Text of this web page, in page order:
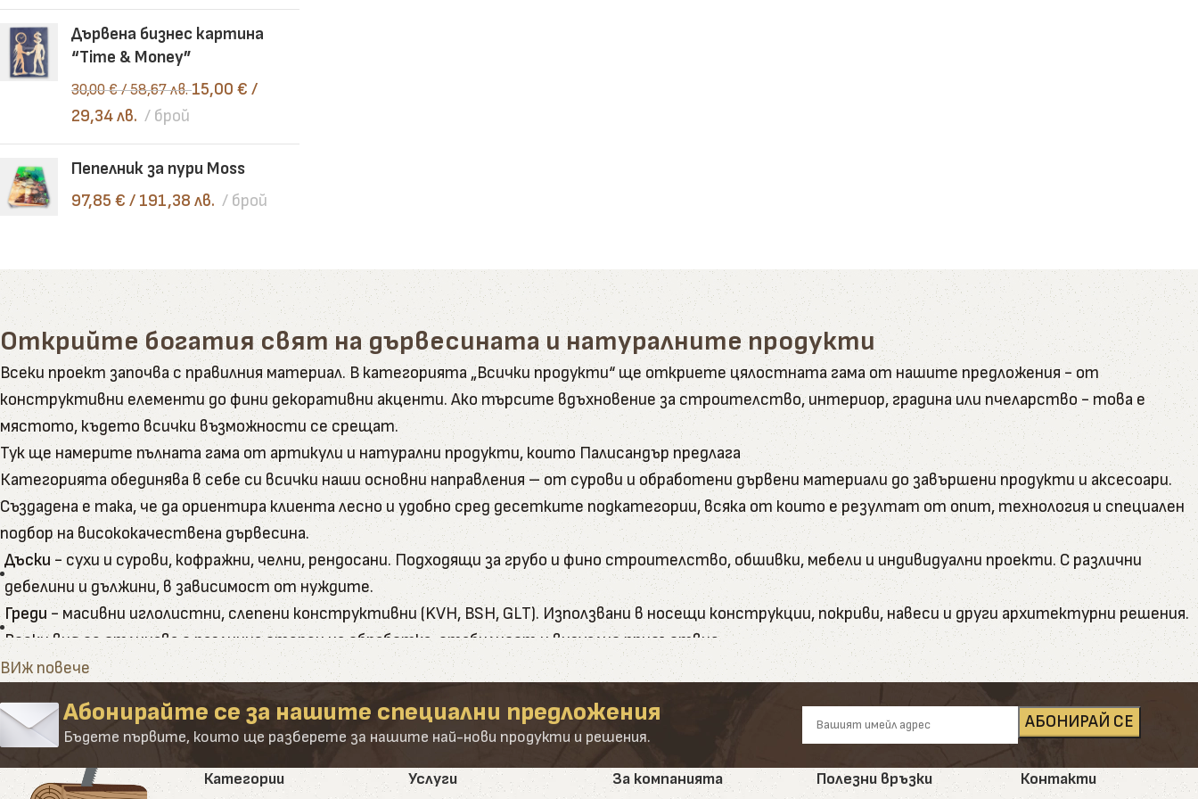
Дървена бизнес картина
“Time & Money”
30,00€/ 58,67 лв.15,00 € /
29,34 лв.
брой
Пепелник за пури Moss
97,85 € / 191,38 лв. брой
Открийте богатия свят на дървесината и натуралните продукти
Всеки проект започва с правилния материал. В категорията „Всички продукти“ ще откриете цялостната гама от нашите предложения - от
конструктивни елементи до фини декоративни акценти. Ако търсите вдъхновение за строителство, интериор, градина или пчеларство - това е
мястото, където всички възможности се срещат.
Тук ще намерите пълната гама от артикули и натурални продукти, които Палисандър предлага
Категорията обединява в себе си всички наши основни направления – от сурови и обработени дървени материали до завършени продукти и аксесоари.
Създадена е така, че да ориентира клиента лесно и удобно сред десетките подкатегории, всяка от които е резултат от опит, технология и специален
подбор на висококачествена дървесина.
Дъски- сухи и сурови, кофражни, челни, рендосани. Подходящи за грубо и фино строителство, обшивки, мебели и индивидуални проекти. С различни
дебелини и дължини, в зависимост от нуждите.
Греди - масивни иглолистни, слепени конструктивни (KVH, BSH, GLT). Използвани в носещи конструкции, покриви, навеси и други архитектурни решения.
Всеки вид се отличава с различна степен на обработка, стабилност и визуално присъствие.
Летви- в разнообразие от размери и приложения - от подпори до довършителни детайли. Включват както обикновени бичени, така и калибровани за по-
Подови покрития- дюшеме и декинг от естествена иглолистна дървесина - бял бор и лиственица. За вътрешни подове и външни настилки. Декингът е
подходящ за тераси, беседки и градини, като може да бъде импрегниран и омаслен.
Ламперия- стандартна, термообработена, дизайнерска. Широка гама от профили, дължини и дебелини. Ламперията може да бъде състарена или обгорена
ВИж повече
Абонирайте се за нашите специални предложения
Бъдете първите, които ще разберете за нашите най-нови продукти и решения.
Категории Услуги За компанията Полезни връзки Контакти